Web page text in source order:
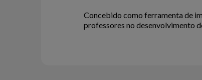
Concebido como ferramenta de
professores no desenvolvimento